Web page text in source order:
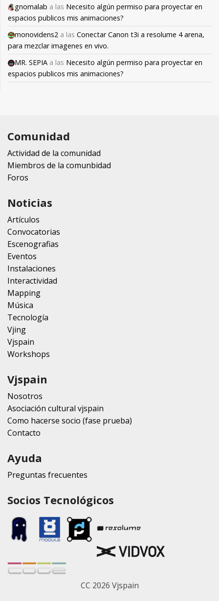
gnomalab a las Necesito algún permiso para proyectar en
espacios publicos mis animaciones?
monovidens2 a las Conectar Canon t3i a resolume 4 arena,
para mezclar imagenes en vivo.
MR. SEPIA a las Necesito algún permiso para proyectar en
espacios publicos mis animaciones?
Comunidad
Actividad de la comunidad
Miembros de la comunbidad
Foros
Noticias
Artículos
Convocatorias
Escenografias
Eventos
Instalaciones
Interactividad
Mapping
Música
Tecnología
Vjing
Vjspain
Workshops
Vjspain
Nosotros
Asociación cultural vjspain
Como hacerse socio (fase prueba)
Contacto
Ayuda
Preguntas frecuentes
Socios Tecnológicos
CC 2026 Vjspain